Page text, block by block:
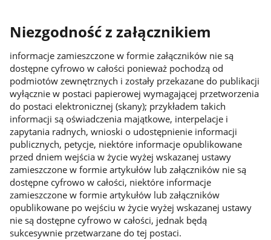
Niezgodność z załącznikiem
informacje zamieszczone w formie załączników nie są
dostępne cyfrowo w całości ponieważ pochodzą od
podmiotów zewnętrznych i zostały przekazane do publikacji
wyłącznie w postaci papierowej wymagającej przetworzenia
do postaci elektronicznej (skany); przykładem takich
informacji są oświadczenia majątkowe, interpelacje i
zapytania radnych, wnioski o udostępnienie informacji
publicznych, petycje, niektóre informacje opublikowane
przed dniem wejścia w życie wyżej wskazanej ustawy
zamieszczone w formie artykułów lub załączników nie są
dostępne cyfrowo w całości, niektóre informacje
zamieszczone w formie artykułów lub załączników
opublikowane po wejściu w życie wyżej wskazanej ustawy
nie są dostępne cyfrowo w całości, jednak będą
sukcesywnie przetwarzane do tej postaci.